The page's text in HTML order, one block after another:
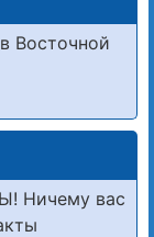
Восточной
Ничему вас